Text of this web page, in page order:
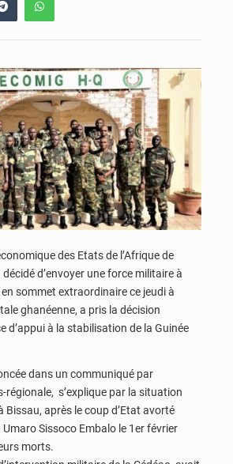
des Etats de l’Afrique de
décidé d’envoyer une force militaire à
sommet extraordinaire ce jeudi à
ghanéenne, a pris la décision
d’appui à la stabilisation de la Guinée
dans un communiqué par
régionale, s’explique par la situation
Bissau, après le coup d’Etat avorté
Sissoco Embalo le 1er février
morts.